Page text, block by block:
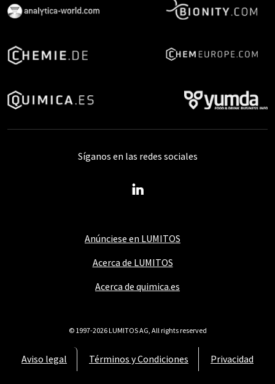
Anúnciese en LUMITOS
Acerca de LUMITOS
Acerca de quimica.es
Aviso legal Términos y Condiciones Privacidad
Síganos en las redes sociales
© 1997-2026 LUMITOS AG, All rights reserved